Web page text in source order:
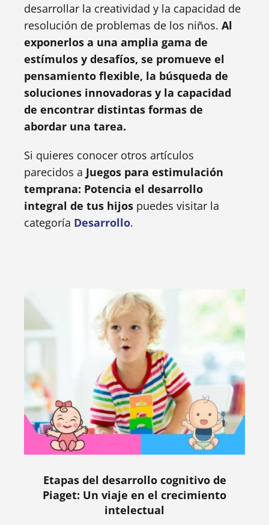
desarrollar la creatividad y la capacidad de
resolución de problemas de los niños. Al
exponerlos a una amplia gama de
estímulos y desafíos, se promueve el
pensamiento flexible, la búsqueda de
soluciones innovadoras y la capacidad
de encontrar distintas formas de
abordar una tarea.
Si quieres conocer otros artículos
parecidos a Juegos para estimulación
temprana: Potencia el desarrollo
integral de tus hijos puedes visitar la
categoría Desarrollo.
Etapas del desarrollo cognitivo de
Piaget: Un viaje en el crecimiento
intelectual